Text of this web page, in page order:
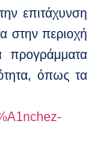
επιτάχυνση
στην περιοχή
προγράμματα
όπως τα